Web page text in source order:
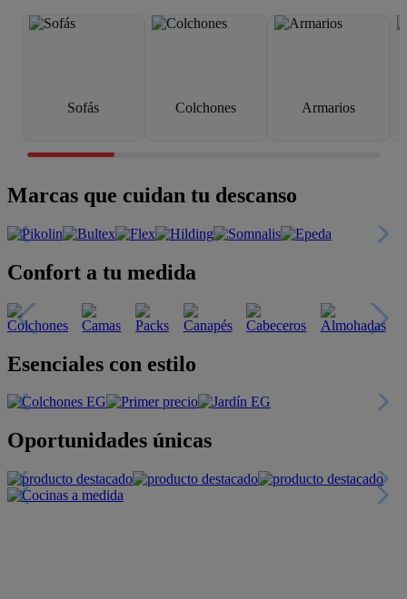
Sofás Colchones Armarios
Marcas que cuidan tu descanso
Confort a tu medida
Esenciales con estilo
Oportunidades únicas